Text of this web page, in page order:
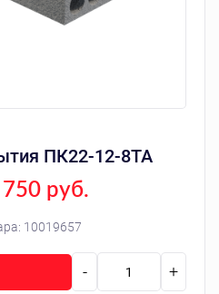
ПК22-12-8ТА
10019657
руб.
- +